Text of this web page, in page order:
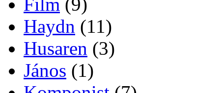
Film (9)
Haydn (11)
Husaren (3)
János (1)